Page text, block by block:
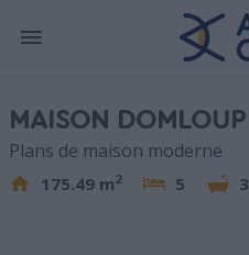
MAISON DOMLOUP
Plans de maison moderne
175.49 m2 5 3